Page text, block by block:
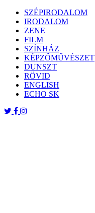
Skip
content
SZÉPIRODALOM
IRODALOM
ZENE
FILM
SZÍNHÁZ
KÉPZŐMŰVÉSZET
DUNSZT
RÖVID
ENGLISH
ECHO SK